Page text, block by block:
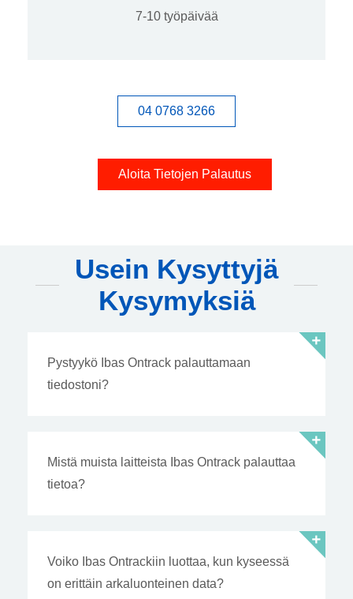
7-10 työpäivää
04 0768 3266
Aloita Tietojen Palautus
Usein Kysyttyjä
Kysymyksiä
Pystyykö Ibas Ontrack palauttamaan
tiedostoni?
Mistä muista laitteista Ibas Ontrack palauttaa
tietoa?
Voiko Ibas Ontrackiin luottaa, kun kyseessä
on erittäin arkaluonteinen data?